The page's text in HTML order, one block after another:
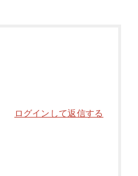
ログインして返信する